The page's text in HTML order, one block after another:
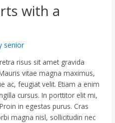
with a
senior
risus sit amet gravida
vitae magna maximus,
ac, feugiat velit. Etiam a enim
cursus. In porttitor elit mi,
in egestas purus. Cras
magna nisl, sollicitudin nec